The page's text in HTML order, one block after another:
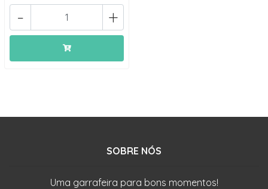
+
-
SOBRE NÓS
Uma garrafeira para bons momentos!